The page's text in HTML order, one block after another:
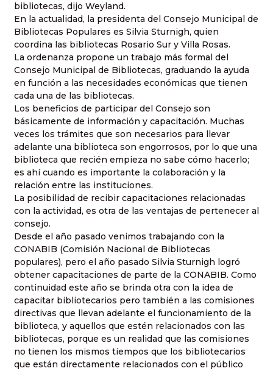
bibliotecas, dijo Weyland.
En la actualidad, la presidenta del Consejo Municipal de
Bibliotecas Populares es Silvia Sturnigh, quien
coordina las bibliotecas Rosario Sur y Villa Rosas.
La ordenanza propone un trabajo más formal del
Consejo Municipal de Bibliotecas, graduando la ayuda
en función a las necesidades económicas que tienen
cada una de las bibliotecas.
Los beneficios de participar del Consejo son
básicamente de información y capacitación. Muchas
veces los trámites que son necesarios para llevar
adelante una biblioteca son engorrosos, por lo que una
biblioteca que recién empieza no sabe cómo hacerlo;
es ahí cuando es importante la colaboración y la
relación entre las instituciones.
La posibilidad de recibir capacitaciones relacionadas
con la actividad, es otra de las ventajas de pertenecer al
consejo.
Desde el año pasado venimos trabajando con la
CONABIB (Comisión Nacional de Bibliotecas
populares), pero el año pasado Silvia Sturnigh logró
obtener capacitaciones de parte de la CONABIB. Como
continuidad este año se brinda otra con la idea de
capacitar bibliotecarios pero también a las comisiones
directivas que llevan adelante el funcionamiento de la
biblioteca, y aquellos que estén relacionados con las
bibliotecas, porque es un realidad que las comisiones
no tienen los mismos tiempos que los bibliotecarios
que están directamente relacionados con el público